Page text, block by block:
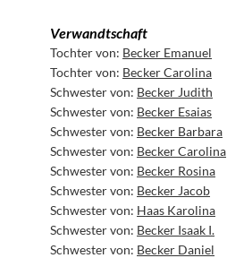
Verwandtschaft
Tochter von: Becker Emanuel
Tochter von: Becker Carolina
Schwester von: Becker Judith
Schwester von: Becker Esaias
Schwester von: Becker Barbara
Schwester von: Becker Carolina
Schwester von: Becker Rosina
Schwester von: Becker Jacob
Schwester von: Haas Karolina
Schwester von: Becker Isaak I.
Schwester von: Becker Daniel